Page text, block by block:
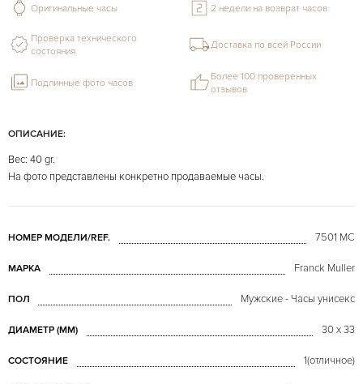
ОПИСАНИЕ:
Вес: 40 gr.
На фото представлены конкретно продаваемые часы.
НОМЕР МОДЕЛИ/REF. 7501 MC
МАРКА Franck Muller
ПОЛ Мужские - Часы унисекс
ДИАМЕТР (MM) 30 x 33
СОСТОЯНИЕ 1(отличное)
Оригинальные часы 2 недели на возврат часов
Проверка технического
состояния
Доставка по всей России
Подлинные фото часов
Более 100 проверенных
отзывов